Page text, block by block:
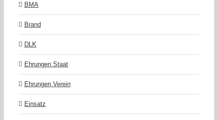
BMA
Brand
DLK
Ehrungen Staat
Ehrungen Verein
Einsatz